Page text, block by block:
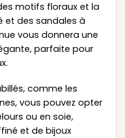
motifs floraux et la
et des sandales à
vous donnera une
parfaite pour
comme les
vous pouvez opter
ou en soie,
et de bijoux